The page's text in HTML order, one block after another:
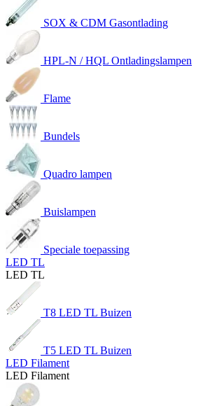
SOX & CDM Gasontlading
HPL-N / HQL Ontladingslampen
Flame
Bundels
Quadro lampen
Buislampen
Speciale toepassing
LED TL
LED TL
T8 LED TL Buizen
T5 LED TL Buizen
LED Filament
LED Filament